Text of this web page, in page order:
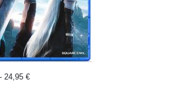
- 24,95 €